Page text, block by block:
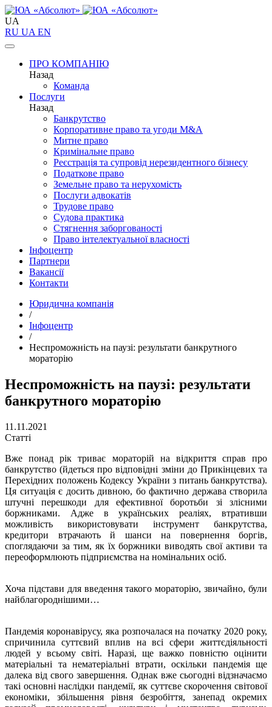
UA
RU UA EN
ПРО КОМПАНІЮ
Назад
Команда
Послуги
Назад
Банкрутство
Корпоративне право та угоди M&A
Митне право
Кримінальне право
Реєстрація та супровід нерезидентного бізнесу
Податкове право
Земельне право та нерухомість
Послуги адвокатів
Трудове право
Судова практика
Стягнення заборгованості
Право інтелектуальної власності
Інфоцентр
Партнери
Вакансії
Контакти
Юридична компанія
/
Інфоцентр
/
Неспроможність на паузі: результати банкрутного
мораторію
Неспроможність на паузі: результати
банкрутного мораторію
11.11.2021
Статті
Вже понад рік триває мораторій на відкриття справ про
банкрутство (йдеться про відповідні зміни до Прикінцевих та
Перехідних положень Кодексу України з питань банкрутства).
Ця ситуація є досить дивною, бо фактично держава створила
штучні перешкоди для ефективної боротьби зі злісними
боржниками. Адже в українських реаліях, втративши
можливість використовувати інструмент банкрутства,
кредитори втрачають й шанси на повернення боргів,
споглядаючи за тим, як їх боржники виводять свої активи та
переоформлюють підприємства на номінальних осіб.
Хоча підстави для введення такого мораторію, звичайно, були
найблагороднішими…
Пандемія коронавірусу, яка розпочалася на початку 2020 року,
спричинила суттєвий вплив на всі сфери життєдіяльності
людей у всьому світі. Наразі, ще важко повністю оцінити
матеріальні та нематеріальні втрати, оскільки пандемія ще
далека від свого завершення. Однак вже сьогодні відзначаємо
такі основні наслідки пандемії, як суттєве скорочення світової
економіки, збільшення рівня безробіття, занепад окремих